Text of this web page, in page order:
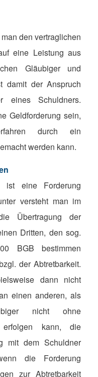
den vertraglichen
eine Leistung aus
Gläubiger und
damit der Anspruch
eines Schuldners.
Geldforderung sein,
durch ein
werden kann.
eine Forderung
versteht man im
Übertragung der
Dritten, den sog.
BGB bestimmen
der Abtretbarkeit.
dann nicht
einen anderen, als
nicht ohne
erfolgen kann, die
mit dem Schuldner
die Forderung
zur Abtretbarkeit